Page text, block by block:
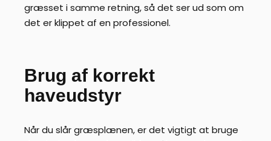
græsset i samme retning, så det ser ud som om
det er klippet af en professionel.
Brug af korrekt
haveudstyr
Når du slår græsplænen, er det vigtigt at bruge